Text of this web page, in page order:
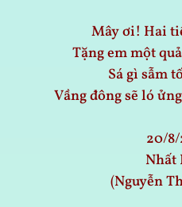
Mây ơi! Hai
Tặng em một
Sá gì sẫm
Vầng đông sẽ ló
20/8/
Nhất
(Nguyễn